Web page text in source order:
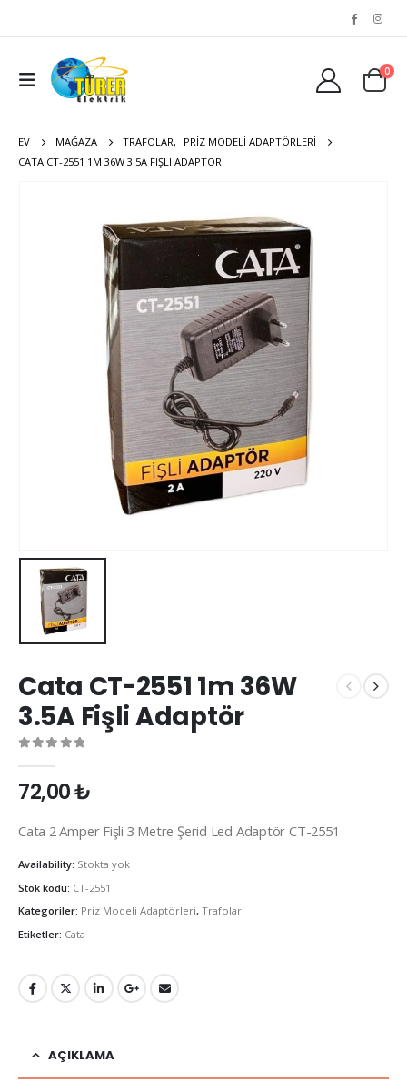
0
EV MAĞAZA TRAFOLAR,
PRIZ MODELI ADAPTÖRLERI
CATA CT-2551 1M 36W 3.5A FIŞLI ADAPTÖR
Cata CT-2551 1m 36W
3.5A Fişli Adaptör
72,00₺
Cata 2 Amper Fişli 3 Metre Şerid Led Adaptör CT-2551
Availability: Stokta yok
Stok kodu: CT-2551
Kategoriler: Priz Modeli Adaptörleri, Trafolar
Etiketler: Cata
AÇIKLAMA